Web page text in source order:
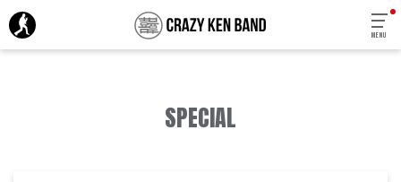
MENU
SPECIAL